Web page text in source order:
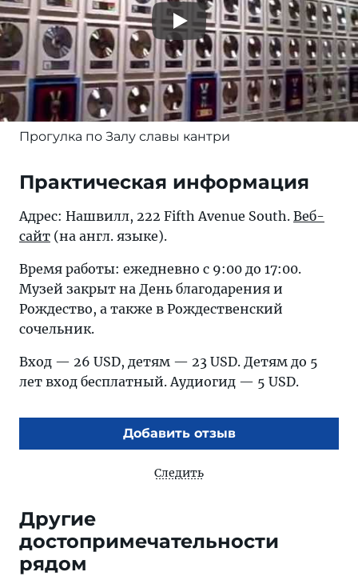
Прогулка по Залу славы кантри
Практическая информация
Адрес: Нашвилл, 222 Fifth Avenue South. Веб-
сайт (на англ. языке).
Время работы: ежедневно с 9:00 до 17:00.
Музей закрыт на День благодарения и
Рождество, а также в Рождественский
сочельник.
Вход — 26 USD, детям — 23 USD. Детям до 5
лет вход бесплатный. Аудиогид — 5 USD.
Добавить отзыв
Следить
Другие
достопримечательности
рядом